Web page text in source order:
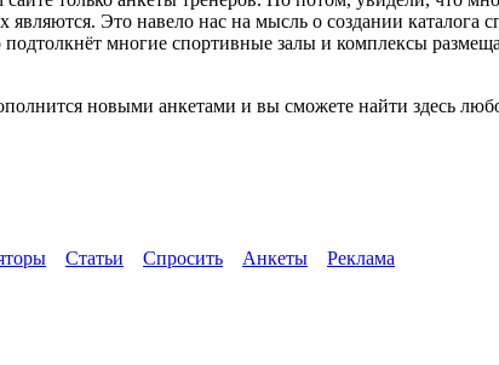
Это навело нас на мысль о создании каталога
подтолкнёт многие спортивные залы и комплексы
новыми анкетами и вы сможете найти здесь
Статьи Спросить Анкеты Реклама